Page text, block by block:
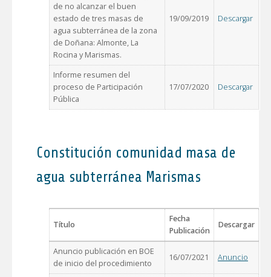
de no alcanzar el buen
estado de tres masas de
agua subterránea de la zona
de Doñana: Almonte, La
Rocina y Marismas.
19/09/2019 Descargar
Informe resumen del
proceso de Participación
Pública
17/07/2020 Descargar
Constitución comunidad masa de
agua subterránea Marismas
Título
Fecha
Publicación
Descargar
Anuncio publicación en BOE
de inicio del procedimiento
16/07/2021 Anuncio